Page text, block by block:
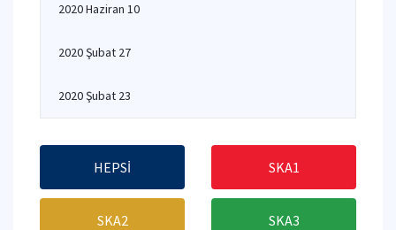
2020 Haziran 10
2020 Şubat 27
2020 Şubat 23
HEPSİ SKA1
SKA2 SKA3